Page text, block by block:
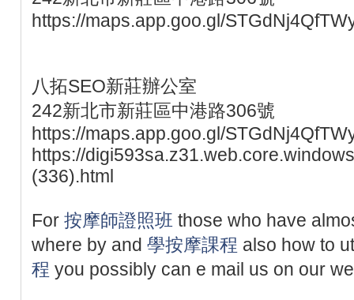
https://maps.app.goo.gl/
八拓SEO新莊辦公室
242新北市新莊區中港路306號
https://maps.app.goo.gl/
https://
(336).html
For 按摩師證照班 those who have
where by and 學按摩課程 also how to
程 you possibly can e mail us on our